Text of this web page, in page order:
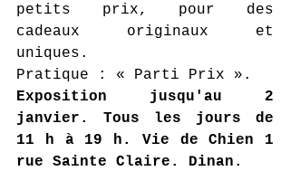
petits prix, pour des
cadeaux originaux et
uniques.
Pratique : « Parti Prix ».
Exposition jusqu'au 2
janvier. Tous les jours de
11 h à 19 h. Vie de Chien 1
rue Sainte Claire. Dinan.